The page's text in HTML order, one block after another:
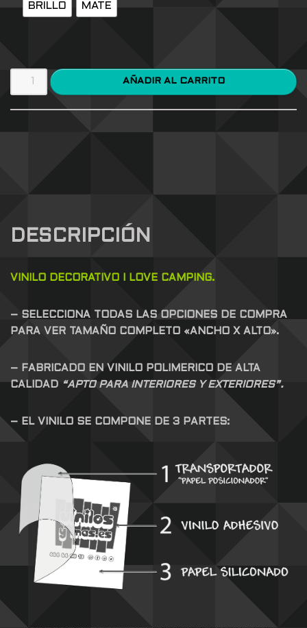
BRILLO MATE
AÑADIR AL CARRITO
DESCRIPCIÓN
VINILO DECORATIVO I LOVE CAMPING.
– SELECCIONA TODAS LAS OPCIONES DE COMPRA
PARA VER TAMAÑO COMPLETO «ANCHO X ALTO».
– FABRICADO EN VINILO POLIMERICO DE ALTA
CALIDAD “APTO PARA INTERIORES Y EXTERIORES”.
– EL VINILO SE COMPONE DE 3 PARTES: